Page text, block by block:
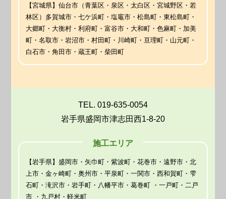
【宮城県】仙台市（青葉区・泉区・太白区・宮城野区・若
林区）多賀城市・七ケ浜町・塩竈市・松島町・東松島町・
大郷町・大衡村・利府町・富谷市・大和町・色麻町・加美
町・名取市・岩沼市・村田町・川崎町・亘理町・山元町・
白石市・角田市・蔵王町・柴田町
TEL. 019-635-0054
岩手県盛岡市津志田西1-8-20
施工エリア
【岩手県】盛岡市・矢巾町・紫波町・花巻市・遠野市・北
上市・金ヶ崎町・奥州市・平泉町・一関市・西和賀町・雫
石町・滝沢市・岩手町・八幡平市・葛巻町 ・一戸町・二戸
市 ・九戸村・軽米町